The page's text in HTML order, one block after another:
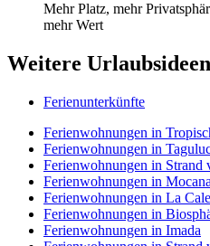
Mehr Platz, mehr
mehr Wert
Weitere Urlaubsideen
Ferienunterkünfte
Ferienwohnungen in
Ferienwohnungen in
Ferienwohnungen in Strand
Ferienwohnungen in
Ferienwohnungen in La
Ferienwohnungen in
Ferienwohnungen in Imada